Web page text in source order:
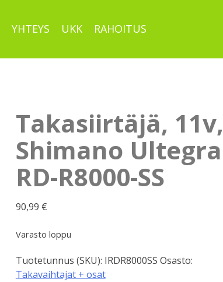
YHTEYS UKK RAHOITUS
Takasiirtäjä, 11v,
Shimano Ultegra
RD-R8000-SS
90,99 €
Varasto loppu
Tuotetunnus (SKU): IRDR8000SS Osasto:
Takavaihtajat + osat